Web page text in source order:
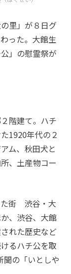
里」が８日グ
った。大館生
」の慰霊祭が
階建て。ハチ
1920年代の２
ム、秋田犬と
、土産物コー
た街 渋谷・大
、渋谷、大館
れた歴史など
るハチ公を取
聞の「いとしや